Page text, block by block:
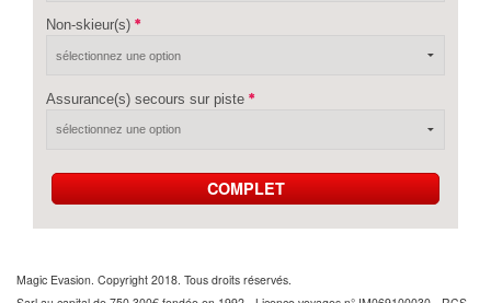
Non-skieur(s)
Assurance(s) secours sur piste
COMPLET
Magic Evasion. Copyright 2018. Tous droits réservés.